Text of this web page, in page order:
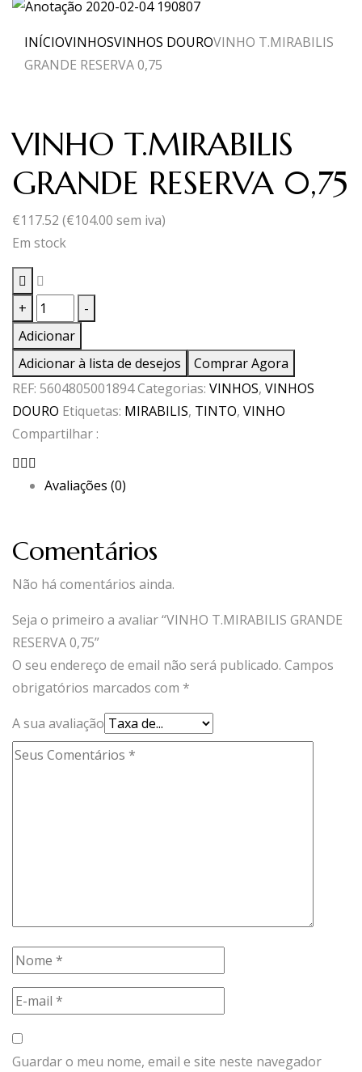
INÍCIOVINHOSVINHOS DOUROVINHO T.MIRABILIS
GRANDE RESERVA 0,75
VINHO T.MIRABILIS
GRANDE RESERVA 0,75
€117.52 (€104.00 sem iva)
Em stock
+
Quantidade
de
VINHO
T.MIRABILIS
GRANDE
RESERVA
0,75
-
Adicionar
Adicionar à lista de desejos
Comprar Agora
REF: 5604805001894Categorias: VINHOS, VINHOS
DOURO Etiquetas: MIRABILIS, TINTO, VINHO
Compartilhar :
Avaliações (0)
Comentários
Não há comentários ainda.
Seja o primeiro a avaliar “VINHO T.MIRABILIS GRANDE
RESERVA 0,75”
O seu endereço de email não será publicado. Campos
obrigatórios marcados com *
A sua avaliação
Guardar o meu nome, email e site neste navegador